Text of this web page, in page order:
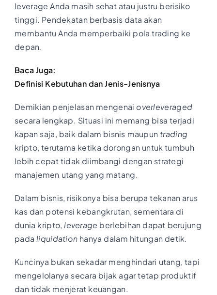
leverage Anda masih sehat atau justru berisiko
tinggi. Pendekatan berbasis data akan
membantu Anda memperbaiki pola trading ke
depan.
Baca Juga:
Definisi Kebutuhan dan Jenis-Jenisnya
Demikian penjelasan mengenai overleveraged
secara lengkap. Situasi ini memang bisa terjadi
kapan saja, baik dalam bisnis maupun trading
kripto, terutama ketika dorongan untuk tumbuh
lebih cepat tidak diimbangi dengan strategi
manajemen utang yang matang.
Dalam bisnis, risikonya bisa berupa tekanan arus
kas dan potensi kebangkrutan, sementara di
dunia kripto,leverage berlebihan dapat berujung
pada liquidation hanya dalam hitungan detik.
Kuncinya bukan sekadar menghindari utang, tapi
mengelolanya secara bijak agar tetap produktif
dan tidak menjerat keuangan.